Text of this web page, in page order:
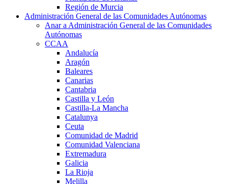
Región de Murcia
Administración General de las Comunidades Autónomas
Anar a Administración General de las Comunidades
Autónomas
CCAA
Andalucía
Aragón
Baleares
Canarias
Cantabria
Castilla y León
Castilla-La Mancha
Catalunya
Ceuta
Comunidad de Madrid
Comunidad Valenciana
Extremadura
Galicia
La Rioja
Melilla